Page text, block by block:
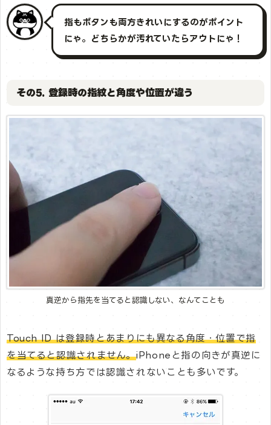
指もボタンも両方きれいにするのがポイント
にゃ。どちらかが汚れていたらアウトにゃ！
その5. 登録時の指紋と角度や位置が違う
真逆から指先を当てると認識しない、なんてことも
Touch ID は登録時とあまりにも異なる角度・位置で指
を当てると認識されません。iPhoneと指の向きが真逆に
なるような持ち方では認識されないことも多いです。